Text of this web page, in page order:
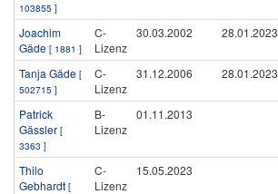
103855 ]
Joachim
Gäde [ 1881 ]
C-
Lizenz
30.03.2002 28.01.2023
Tanja Gäde [
502715 ]
C-
Lizenz
31.12.2006 28.01.2023
Patrick
Gässler [
3363 ]
B-
Lizenz
01.11.2013
Thilo
Gebhardt [
C-
Lizenz
15.05.2023